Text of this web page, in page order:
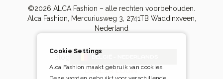
©2026 ALCA Fashion – alle rechten voorbehouden.
Alca Fashion, Mercuriusweg 3, 2741TB Waddinxveen,
Nederland
BELGIË - NEDERLANDS
DEALER LOGIN
Cookie Settings
Alca Fashion maakt gebruik van cookies.